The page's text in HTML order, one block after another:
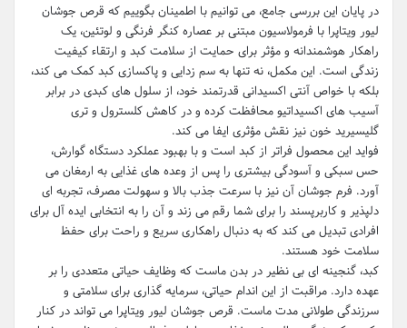
در پایان این بررسی جامع، می توانیم با اطمینان بگوییم که قرص جوشان
لیور ویتاپرا با فرمولاسیون مبتنی بر عصاره کنگر فرنگی و لوتئین، یک
راهکار هوشمندانه و مؤثر برای حمایت از سلامت کبد و ارتقاء کیفیت
زندگی است. این مکمل، نه تنها به سم زدایی و پاکسازی کبد کمک می کند،
بلکه با خواص آنتی اکسیدانی قدرتمند خود، از سلول های کبدی در برابر
آسیب های اکسیداتیو محافظت کرده و در کاهش کلسترول و تری
گلیسیرید خون نیز نقش مؤثری ایفا می کند.
فواید این محصول فراتر از کبد است و با بهبود عملکرد دستگاه گوارش،
حس سبکی و آسودگی بیشتری را پس از وعده های غذایی به ارمغان می
آورد. فرم جوشان آن نیز با سرعت جذب بالا و سهولت مصرف، تجربه ای
دلپذیر و کاربرپسند را برای شما رقم می زند و آن را به انتخابی ایده آل برای
افرادی تبدیل می کند که به دنبال راهکاری سریع و راحت برای حفظ
سلامت خود هستند.
کبد، گنجینه ای بی نظیر در بدن ماست که وظایف حیاتی متعددی را بر
عهده دارد. مراقبت از این اندام حیاتی، سرمایه گذاری برای سلامتی و
سرزندگی طولانی مدت ماست. قرص جوشان لیور ویتاپرا می تواند در کنار